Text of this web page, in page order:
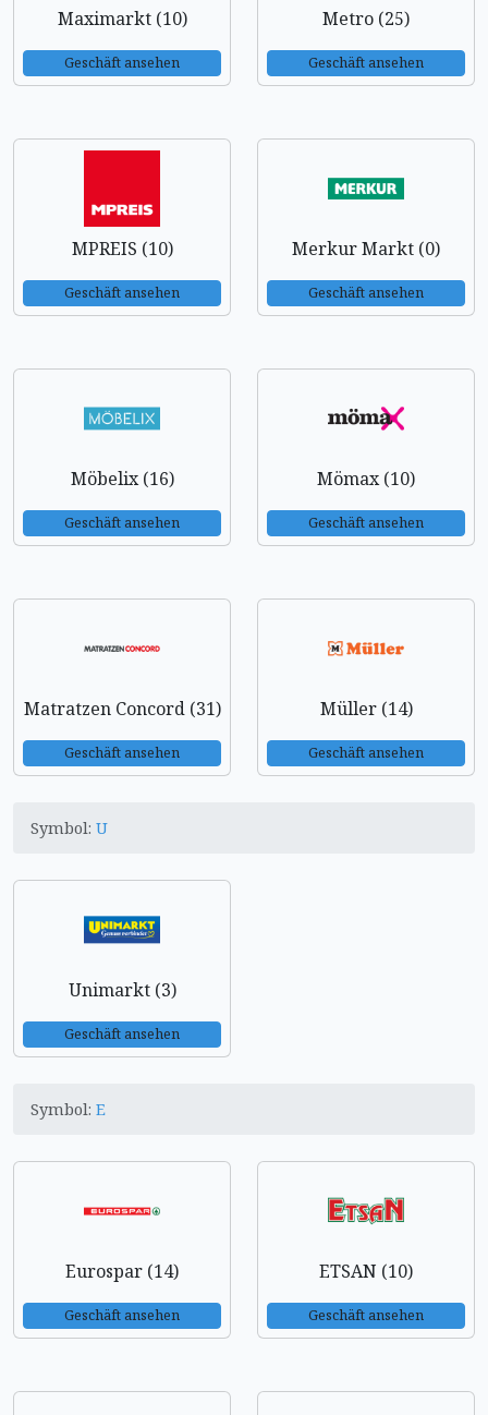
Maximarkt (10)
Geschäft ansehen
Metro (25)
Geschäft ansehen
MPREIS (10)
Geschäft ansehen
Merkur Markt (0)
Geschäft ansehen
Möbelix (16)
Geschäft ansehen
Mömax (10)
Geschäft ansehen
Matratzen Concord (31)
Geschäft ansehen
Müller (14)
Geschäft ansehen
Symbol: U
Unimarkt (3)
Geschäft ansehen
Symbol: E
Eurospar (14)
Geschäft ansehen
ETSAN (10)
Geschäft ansehen